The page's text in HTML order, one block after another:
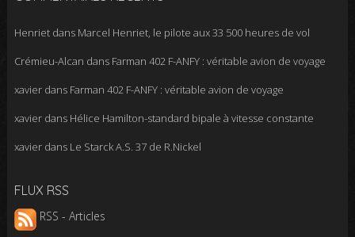
Henrietdans Marcel Henriet, le pilote aux 33 500 heures de vol
Crémieu-Alcan dans Farman 402 F-ANFY : véritable avion de voyage
xavierdans Farman 402 F-ANFY : véritable avion de voyage
xavierdans Hélice Hamilton-standard bipale à vitesse constante
xavierdans Le Starck A.S. 37 de R.Nickel
FLUX RSS
RSS - Articles